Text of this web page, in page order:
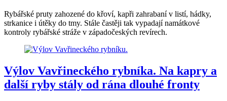
Rybářské pruty zahozené do křoví, kapři zahrabaní v listí, hádky,
strkanice i útěky do tmy. Stále častěji tak vypadají namátkové
kontroly rybářské stráže v západočeských revírech.
Výlov Vavřineckého rybníka. Na kapry a
další ryby stály od rána dlouhé fronty